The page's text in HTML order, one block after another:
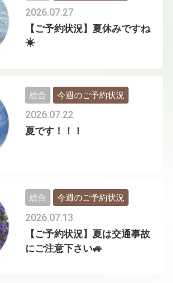
【ご予約状況】夏休みですね
☀
2026.07.27
夏です！！！
2026.07.22
総合 今週のご予約状況
【ご予約状況】夏は交通事故
にご注意下さい🚙
2026.07.13
総合 今週のご予約状況